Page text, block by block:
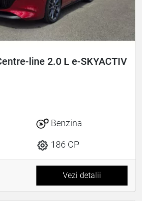
line 2.0 L e-SKYACTIV
Benzina
186 CP
Vezi detalii